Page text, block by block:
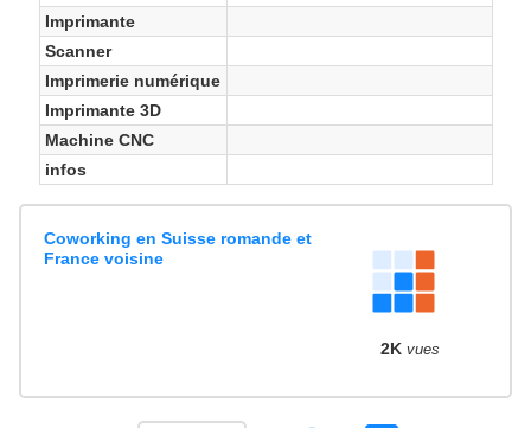
Imprimante
Scanner
Imprimerie numérique
Imprimante 3D
Machine CNC
infos
Coworking en Suisse romande et
France voisine
2K vues